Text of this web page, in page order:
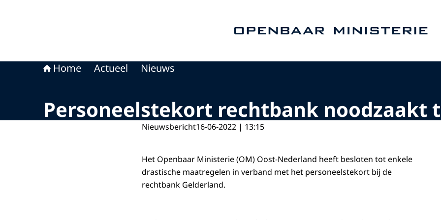
Home Actueel Nieuws
Personeelstekort rechtbank noodzaakt
Nieuwsbericht16-06-2022 | 13:15
Het Openbaar Ministerie (OM) Oost-Nederland heeft besloten tot enkele
drastische maatregelen in verband met het personeelstekort bij de
rechtbank Gelderland.